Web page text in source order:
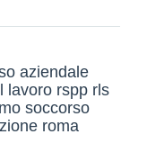
aziendale
lavoro rspp rls
soccorso
roma